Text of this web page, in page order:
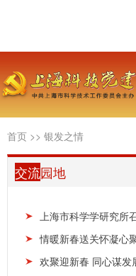
首页 >> 银发之情
交流园地
上海市科学学研究所